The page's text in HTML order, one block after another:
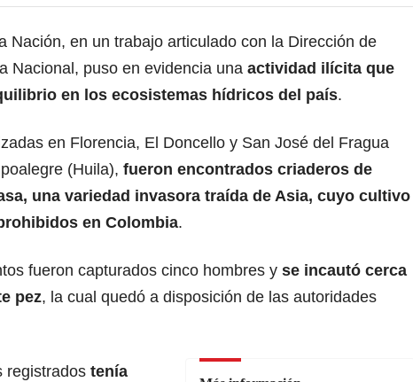
Nación, en un trabajo articulado con la Dirección de
Nacional, puso en evidencia una actividad ilícita que
en los ecosistemas hídricos del país.
en Florencia, El Doncello y San José del Fragua
(Huila), fueron encontrados criaderos de
una variedad invasora traída de Asia, cuyo cultivo
en Colombia.
fueron capturados cinco hombres y se incautó cerca
pez, la cual quedó a disposición de las autoridades
registrados tenía